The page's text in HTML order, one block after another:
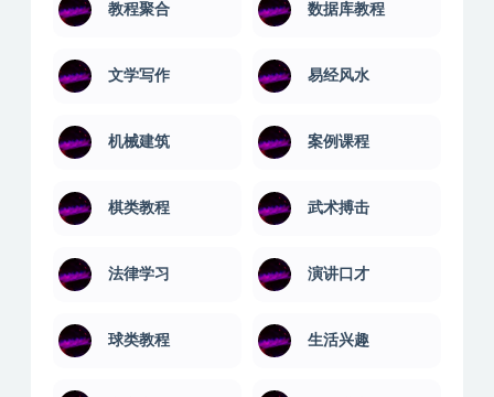
教程聚合 数据库教程
文学写作 易经风水
机械建筑 案例课程
棋类教程 武术搏击
法律学习 演讲口才
球类教程 生活兴趣